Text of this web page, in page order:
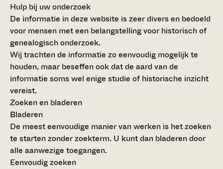
Hulp bij uw onderzoek
De informatie in deze website is zeer divers en bedoeld
voor mensen met een belangstelling voor historisch of
genealogisch onderzoek.
Wij trachten de informatie zo eenvoudig mogelijk te
houden, maar beseffen ook dat de aard van de
informatie soms wel enige studie of historische inzicht
vereist.
Zoeken en bladeren
Bladeren
De meest eenvoudige manier van werken is het zoeken
te starten zonder zoekterm. U kunt dan bladeren door
alle aanwezige toegangen.
Eenvoudig zoeken